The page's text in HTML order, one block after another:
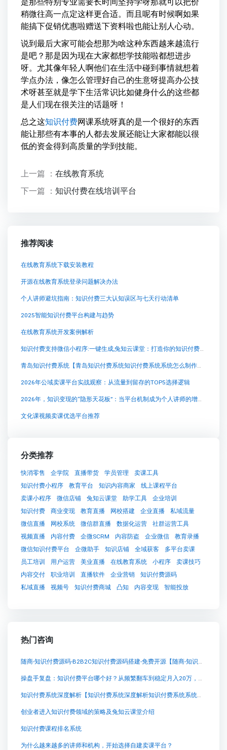
稍微往高一点定这样更合适。而且呢有时候啊如果
能搞下促销优惠啦赠送下资料啦也能让别人心动。
说到最后大家可能会想那为啥这种东西越来越流行
是吧？那是因为现在大家都想学技能啦都想进步
呀。尤其像年轻人啊他们在生活中碰到事情就想着
学点办法，像怎么管理好自己的生意呀提高办公技
术呀甚至就是学下生活常识比如健身什么的这些都
是人们现在很关注的话题呀！
总之这知识付费网课系统呀真的是一个很好的东西
能让那些有本事的人都去发展还能让大家都能以很
低的资金得到高质量的学到技能。
上一篇 ： 在线教育系统
下一篇 ： 知识付费在线培训平台
推荐阅读
在线教育系统下载安装教程
开源在线教育系统登录问题解决办法
个人讲师避坑指南：知识付费三大认知误区与七天行动清单
2025智能知识付费平台构建与趋势
在线教育系统开发案例解析
知识付费支持微信小程序:一键生成,兔知云课堂：打造你的知识付费梦想
青岛知识付费系统【青岛知识付费系统知识付费系统系统怎么制作，知识付费系统搭建使用教程】
2026年公域卖课平台实战观察：从流量到留存的TOP5选择逻辑
2026年，知识变现的“隐形天花板”：当平台机制成为个人讲师的增长瓶颈
文化课视频卖课优选平台推荐
分类推荐
快消零售 企学院 直播带货 学员管理
卖课工具
知识付费小程序
教育平台 知识内容商家
线上课程平台
卖课小程序
微信店铺 兔知云课堂 助学工具
企业培训
知识付费
商业变现 教育直播 网校搭建 企业直播
私域流量
微信直播
网校系统 微信群直播 数据化运营
社群运营工具
视频直播
内容付费 企微SCRM 内容防盗 企业微信
教育录播
微信知识付费平台
企微助手 知识店铺 全域获客
多平台卖课
员工培训
用户运营 美业直播 在线教育系统 小程序
卖课技巧
内容交付
职业培训 直播软件 企业营销
知识付费源码
私域直播
视频号 知识付费商城 凸知 内容变现 智能投放
热门咨询
随商-知识付费源码-B2B2C知识付费源码搭建-免费开源【随商-知识付费源码-B2B2C知识付费源码搭建-免费开源知识付费系统系统怎么制作，知识付费系统搭建使用教程】
操盘手复盘：知识付费平台哪个好？从频繁翻车到稳定月入20万，我踩过的坑与关键抉择
知识付费系统深度解析【知识付费系统深度解析知识付费系统系统怎么制作，知识付费系统搭建使用教程】
创业者进入知识付费领域的策略及兔知云课堂介绍
知识付费课程排名系统
为什么越来越多的讲师和机构，开始选择自建卖课平台？